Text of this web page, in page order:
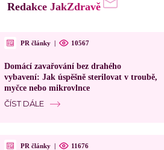
Redakce JakZdravě
PR články | 10567
Domácí zavařování bez drahého
vybavení: Jak úspěšně sterilovat v troubě,
myčce nebo mikrovlnce
ČÍST DÁLE
PR články | 11676